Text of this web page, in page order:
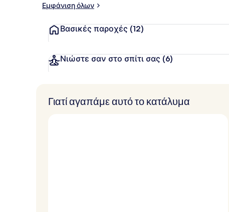
Εμφάνιση όλων
Βασικές παροχές (12)
Νιώστε σαν στο σπίτι σας (6)
Γιατί αγαπάμε αυτό το κατάλυμα